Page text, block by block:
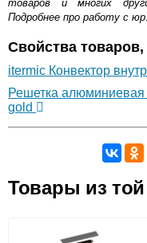
товаров и многих
Подробнее про работу с
Свойства
itermic Конвектор
Решетка алюминиевая
gold
Оставьте отзыв
Доставка
Товары из